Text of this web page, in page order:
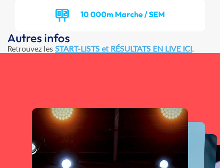
10 000m Marche / SEM
Autres infos
Retrouvez les START-LISTS et RÉSULTATS EN LIVE ICI.